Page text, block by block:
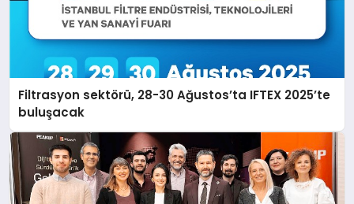
Filtrasyon sektörü, 28-30 Ağustos’ta IFTEX 2025’te
buluşacak